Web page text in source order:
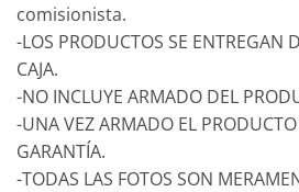
comisionista.
-LOS PRODUCTOS SE ENTREGAN
CAJA.
-NO INCLUYE ARMADO DEL
-UNA VEZ ARMADO EL
GARANTÍA.
-TODAS LAS FOTOS SON